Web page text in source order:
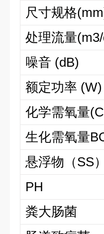
尺寸规格
处理流量
噪音 (dB)
额定功率 (W)
化学需氧量
生化需氧量
悬浮物（SS）
PH
粪大肠菌